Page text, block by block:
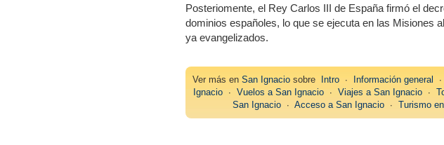
Posteriomente, el Rey Carlos III de España firmó el
dominios españoles, lo que se ejecuta en las Misiones
ya evangelizados.
Ver más enSan Ignacio sobre Intro ∙ Información general ∙
Ignacio∙ Vuelos a San Ignacio∙ Viajes a San Ignacio∙
San Ignacio ∙Acceso a San Ignacio ∙Turismo